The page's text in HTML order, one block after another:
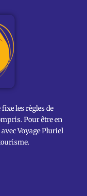
les règles de
Pour être en
Voyage Pluriel